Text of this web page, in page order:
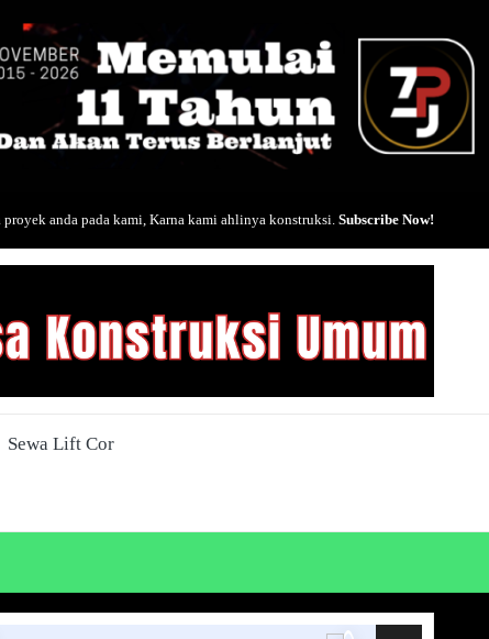
proyek anda pada kami, Karna kami ahlinya konstruksi. Subscribe Now!
Sewa Lift Cor